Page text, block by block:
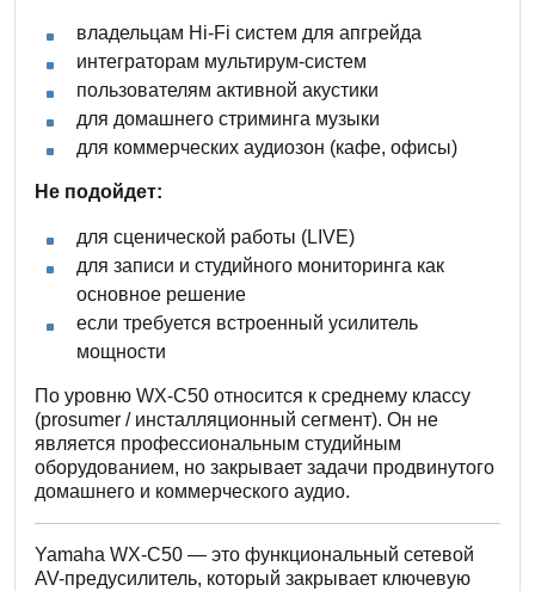
владельцам Hi-Fi систем для апгрейда
интеграторам мультирум-систем
пользователям активной акустики
для домашнего стриминга музыки
для коммерческих аудиозон (кафе, офисы)
Не подойдет:
для сценической работы (LIVE)
для записи и студийного мониторинга как
основное решение
если требуется встроенный усилитель
мощности
По уровню WX-C50 относится к среднему классу
(prosumer / инсталляционный сегмент). Он не
является профессиональным студийным
оборудованием, но закрывает задачи продвинутого
домашнего и коммерческого аудио.
Yamaha WX-C50 — это функциональный сетевой
AV-предусилитель, который закрывает ключевую